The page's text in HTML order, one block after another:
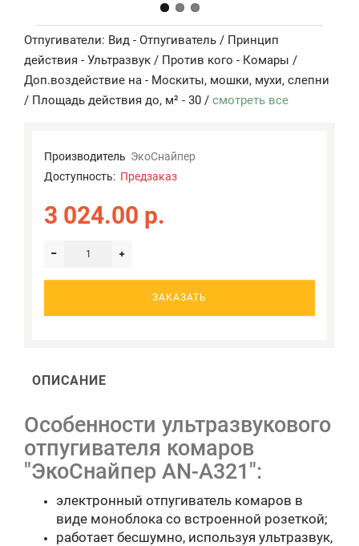
Отпугиватели: Вид - Отпугиватель / Принцип
действия - Ультразвук / Против кого - Комары /
Доп.воздействие на - Москиты, мошки, мухи, слепни
/ Площадь действия до, м² - 30 / смотреть все
Производитель ЭкоСнайпер
Доступность: Предзаказ
3 024.00 р.
ЗАКАЗАТЬ
ОПИСАНИЕ
Особенности ультразвукового
отпугивателя комаров
"ЭкоСнайпер AN-A321":
электронный отпугиватель комаров в
виде моноблока со встроенной розеткой;
работает бесшумно, используя ультразвук,